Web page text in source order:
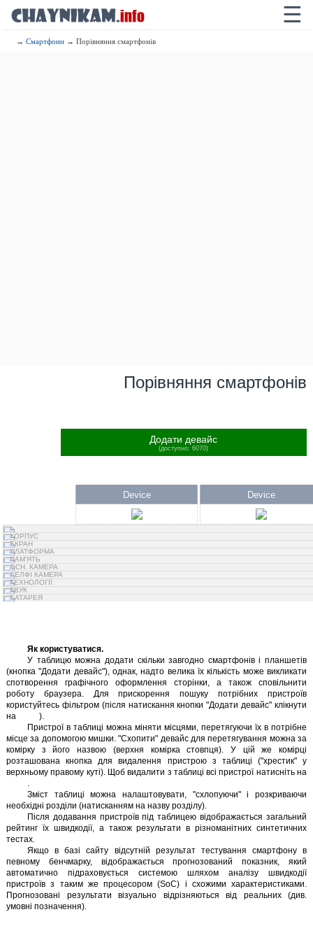
☰
→Смартфони → Порівняння смартфонів
Порівняння смартфонів
Додати девайс
(доступно: 6070)
Device Device
КОРПУС
ЕКРАН
ПЛАТФОРМА
ПАМ'ЯТЬ
ОСН. КАМЕРА
СЕЛФІ КАМЕРА
ТЕХНОЛОГІЇ
ЗВУК
БАТАРЕЯ
Як користуватися.
У таблицю можна додати скільки завгодно смартфонів і планшетів
(кнопка "Додати девайс"), однак, надто велика їх кількість може викликати
спотворення графічного оформлення сторінки, а також сповільнити
роботу браузера. Для прискорення пошуку потрібних пристроїв
користуйтесь фільтром (після натискання кнопки "Додати девайс" клікнути
на
).
Пристрої в таблиці можна міняти місцями, перетягуючи їх в потрібне
місце за допомогою мишки. "Схопити" девайс для перетягування можна за
комірку з його назвою (верхня комірка стовпця). У цій же комірці
розташована кнопка для видалення пристрою з таблиці ("хрестик" у
верхньому правому куті). Щоб видалити з таблиці всі пристрої натисніть на
.
Зміст таблиці можна налаштовувати, "схлопуючи" і розкриваючи
необхідні розділи (натисканням на назву розділу).
Після додавання пристроїв під таблицею відображається загальний
рейтинг їх швидкодії, а також результати в різноманітних синтетичних
тестах.
Якщо в базі сайту відсутній результат тестування смартфону в
певному бенчмарку, відображається прогнозований показник, який
автоматично підраховується системою шляхом аналізу швидкодії
пристроїв з таким же процесором (SoC) і схожими характеристиками.
Прогнозовані результати візуально відрізняються від реальних (див.
умовні позначення).